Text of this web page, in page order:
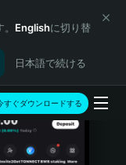
Englishに切り替
日本語で続ける
すぐダウンロードする